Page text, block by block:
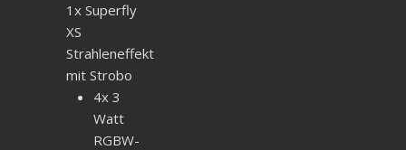
1x Superfly
XS
Strahleneffekt
mit Strobo
4x 3
Watt
RGBW-